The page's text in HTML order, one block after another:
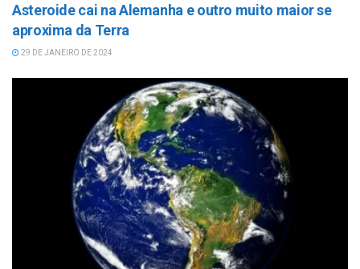
Asteroide cai na Alemanha e outro muito maior se
aproxima da Terra
29 DE JANEIRO DE 2024